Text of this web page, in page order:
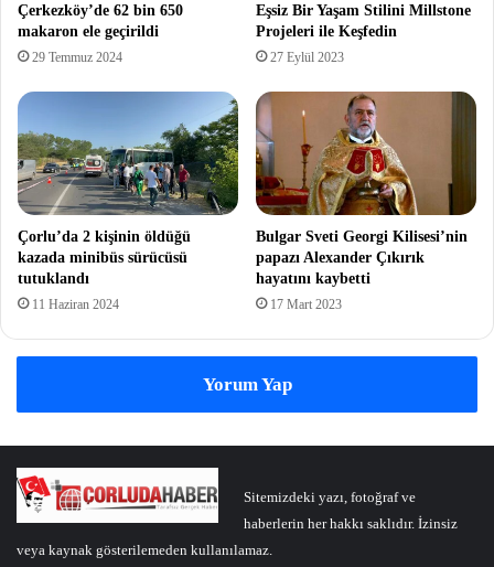
Çerkezköy’de 62 bin 650
makaron ele geçirildi
29 Temmuz 2024
Eşsiz Bir Yaşam Stilini Millstone
Projeleri ile Keşfedin
27 Eylül 2023
Çorlu’da 2 kişinin öldüğü
kazada minibüs sürücüsü
tutuklandı
11 Haziran 2024
Bulgar Sveti Georgi Kilisesi’nin
papazı Alexander Çıkırık
hayatını kaybetti
17 Mart 2023
Yorum Yap
Sitemizdeki yazı, fotoğraf ve
haberlerin her hakkı saklıdır. İzinsiz
veya kaynak gösterilemeden kullanılamaz.